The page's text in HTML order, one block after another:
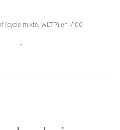
(cycle mixte, WLTP) en l/100
-